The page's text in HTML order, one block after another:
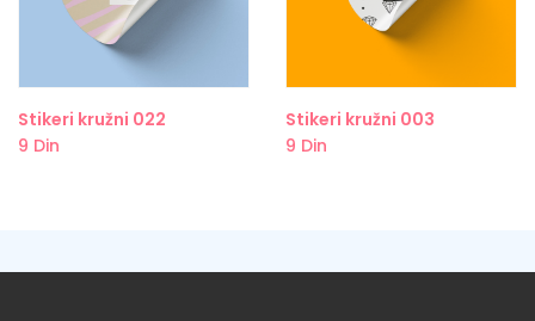
Stikeri kružni 022
9 Din
Stikeri kružni 003
9 Din